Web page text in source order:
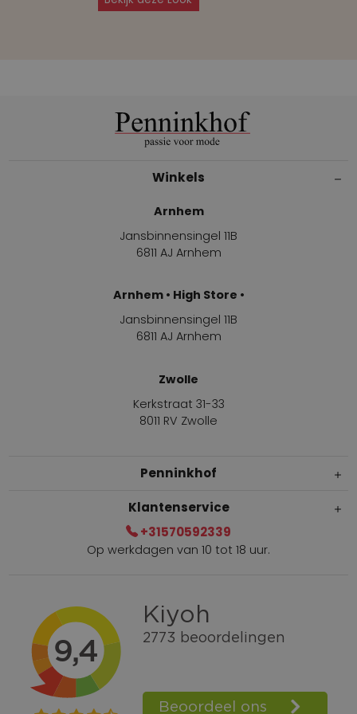
Winkels
Arnhem
Jansbinnensingel 11B
6811 AJ Arnhem
Arnhem • High Store •
Jansbinnensingel 11B
6811 AJ Arnhem
Zwolle
Kerkstraat 31-33
8011 RV Zwolle
Penninkhof
Gratis verzending vanaf € 100,=
Bel +31570592339
Spaarpunten
Shop the Look
Klantenservice
+31570592339
Op werkdagen van 10 tot 18 uur.